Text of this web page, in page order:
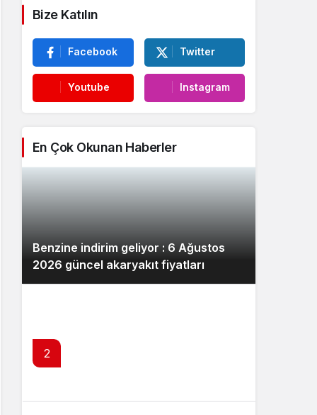
Bize Katılın
Facebook Twitter
Youtube Instagram
En Çok Okunan Haberler
Benzine indirim geliyor : 6 Ağustos
2026 güncel akaryakıt fiyatları
2